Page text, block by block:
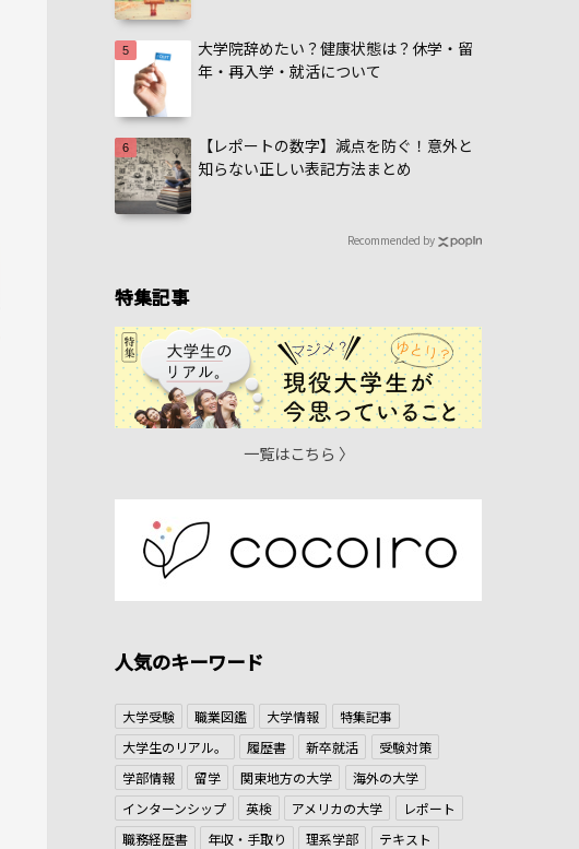
大学院辞めたい？健康状態は？休学・留
年・再入学・就活について
【レポートの数字】減点を防ぐ！意外と
知らない正しい表記方法まとめ
Recommended by
特集記事
一覧はこちら 〉
人気のキーワード
大学受験 職業図鑑 大学情報
特集記事
大学生のリアル。
履歴書 新卒就活
受験対策
学部情報
留学 関東地方の大学
海外の大学
インターンシップ
英検 アメリカの大学
レポート
職務経歴書
年収・手取り 理系学部 テキスト